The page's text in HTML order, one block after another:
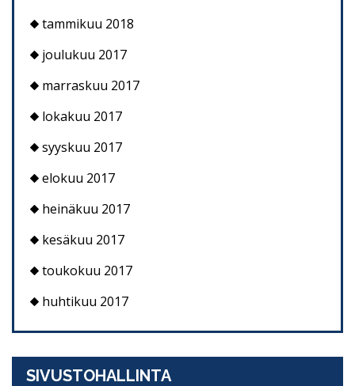
tammikuu 2018
joulukuu 2017
marraskuu 2017
lokakuu 2017
syyskuu 2017
elokuu 2017
heinäkuu 2017
kesäkuu 2017
toukokuu 2017
huhtikuu 2017
SIVUSTOHALLINTA